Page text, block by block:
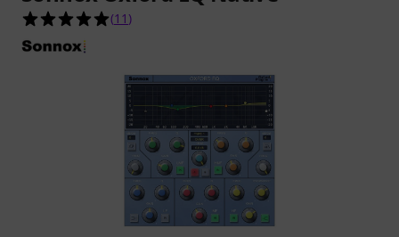
5.0 av 5 stjärnor från 11 kundbetyg
(11 )